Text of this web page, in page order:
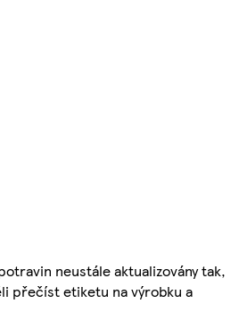
neustále aktualizovány tak,
přečíst etiketu na výrobku a